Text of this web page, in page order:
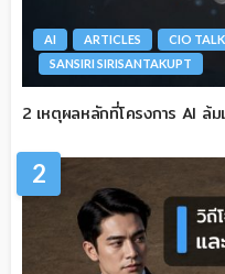
AI ARTICLES CIO TALK
SANSIRI SIRISANTAKUPT
2 เหตุผลหลักที่โครงการ AI ล้ม
2